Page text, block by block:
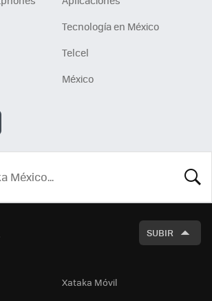
Tecnología en México
Telcel
México
SUBIR
Xataka Móvil